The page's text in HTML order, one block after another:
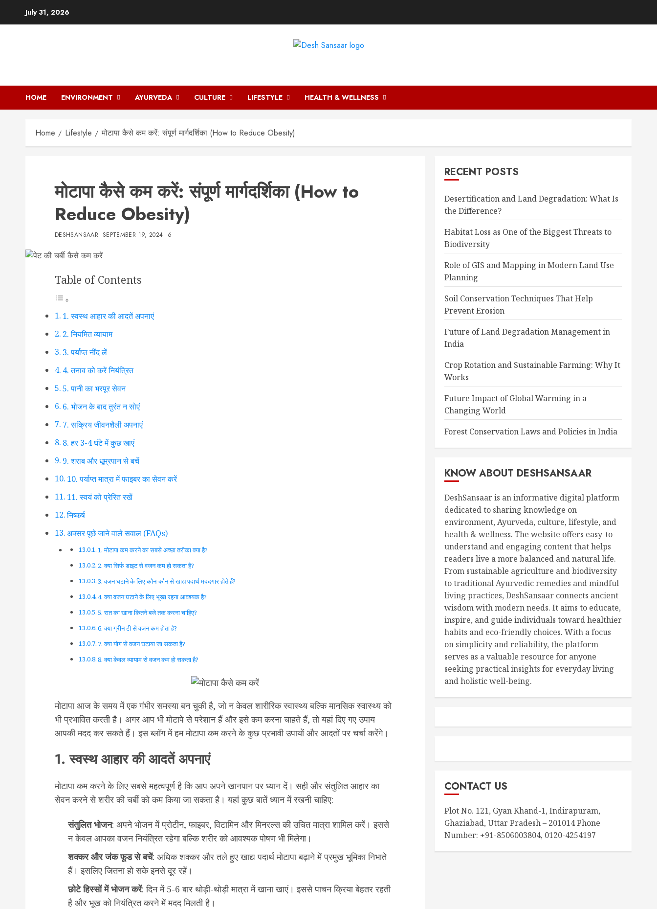
July 31, 2026
HOME ENVIRONMENT AYURVEDA CULTURE LIFESTYLE HEALTH & WELLNESS
Home Lifestyle मोटापा कैसे कम करें: संपूर्ण मार्गदर्शिका (How to Reduce Obesity)
मोटापा कैसे कम करें: संपूर्ण मार्गदर्शिका (How to
Reduce Obesity)
DESHSANSAAR SEPTEMBER 19, 2024 6
Table of Contents
1. स्वस्थ आहार की आदतें अपनाएं
2. नियमित व्यायाम
3. पर्याप्त नींद लें
4. तनाव को करें नियंत्रित
5. पानी का भरपूर सेवन
6. भोजन के बाद तुरंत न सोएं
7. सक्रिय जीवनशैली अपनाएं
8. हर 3-4 घंटे में कुछ खाएं
9. शराब और धूम्रपान से बचें
10. पर्याप्त मात्रा में फाइबर का सेवन करें
11. स्वयं को प्रेरित रखें
निष्कर्ष
अक्सर पूछे जाने वाले सवाल (FAQs)
1. मोटापा कम करने का सबसे अच्छा तरीका क्या है?
2. क्या सिर्फ डाइट से वजन कम हो सकता है?
3. वजन घटाने के लिए कौन-कौन से खाद्य पदार्थ मददगार होते हैं?
4. क्या वजन घटाने के लिए भूखा रहना आवश्यक है?
5. रात का खाना कितने बजे तक करना चाहिए?
6. क्या ग्रीन टी से वजन कम होता है?
7. क्या योग से वजन घटाया जा सकता है?
8. क्या केवल व्यायाम से वजन कम हो सकता है?
मोटापा आज के समय में एक गंभीर समस्या बन चुकी है, जो न केवल शारीरिक स्वास्थ्य बल्कि मानसिक स्वास्थ्य को
भी प्रभावित करती है। अगर आप भी मोटापे से परेशान हैं और इसे कम करना चाहते हैं, तो यहां दिए गए उपाय
आपकी मदद कर सकते हैं। इस ब्लॉग में हम मोटापा कम करने के कुछ प्रभावी उपायों और आदतों पर चर्चा करेंगे।
1. स्वस्थ आहार की आदतें अपनाएं
मोटापा कम करने के लिए सबसे महत्वपूर्ण है कि आप अपने खानपान पर ध्यान दें। सही और संतुलित आहार का
सेवन करने से शरीर की चर्बी को कम किया जा सकता है। यहां कुछ बातें ध्यान में रखनी चाहिए:
संतुलित भोजन: अपने भोजन में प्रोटीन, फाइबर, विटामिन और मिनरल्स की उचित मात्रा शामिल करें। इससे
न केवल आपका वजन नियंत्रित रहेगा बल्कि शरीर को आवश्यक पोषण भी मिलेगा।
शक्कर और जंक फूड से बचें: अधिक शक्कर और तले हुए खाद्य पदार्थ मोटापा बढ़ाने में प्रमुख भूमिका निभाते
हैं। इसलिए जितना हो सके इनसे दूर रहें।
छोटे हिस्सों में भोजन करें: दिन में 5-6 बार थोड़ी-थोड़ी मात्रा में खाना खाएं। इससे पाचन क्रिया बेहतर रहती
है और भूख को नियंत्रित करने में मदद मिलती है।
RECENT POSTS
Desertification and Land Degradation: What Is
the Difference?
Habitat Loss as One of the Biggest Threats to
Biodiversity
Role of GIS and Mapping in Modern Land Use
Planning
Soil Conservation Techniques That Help
Prevent Erosion
Future of Land Degradation Management in
India
Crop Rotation and Sustainable Farming: Why It
Works
Future Impact of Global Warming in a
Changing World
Forest Conservation Laws and Policies in India
KNOW ABOUT DESHSANSAAR
DeshSansaar is an informative digital platform
dedicated to sharing knowledge on
environment, Ayurveda, culture, lifestyle, and
health & wellness. The website offers easy-to-
understand and engaging content that helps
readers live a more balanced and natural life.
From sustainable agriculture and biodiversity
to traditional Ayurvedic remedies and mindful
living practices, DeshSansaar connects ancient
wisdom with modern needs. It aims to educate,
inspire, and guide individuals toward healthier
habits and eco-friendly choices. With a focus
on simplicity and reliability, the platform
serves as a valuable resource for anyone
seeking practical insights for everyday living
and holistic well-being.
CONTACT US
Plot No. 121, Gyan Khand-1, Indirapuram,
Ghaziabad, Uttar Pradesh – 201014 Phone
Number: +91-8506003804, 0120-4254197